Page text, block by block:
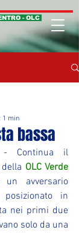
- OLC
bassa
1 min
- Continua il
OLC Verde
avversario
in
nei primi due
solo da una